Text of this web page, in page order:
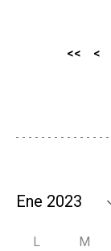
<< <
L M